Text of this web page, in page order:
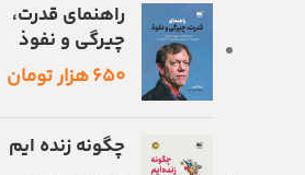
راهنمای قدرت،
چیرگی و نفوذ
۶۵۰هزار تومان
چگونه زنده ایم